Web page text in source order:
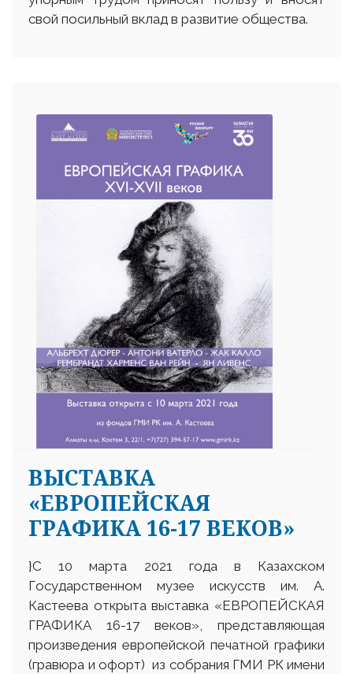
свой посильный вклад в развитие общества.
ВЫСТАВКА
«ЕВРОПЕЙСКАЯ
ГРАФИКА 16-17 ВЕКОВ»
}С 10 марта 2021 года в Казахском
Государственном музее искусств им. А.
Кастеева открыта выставка «ЕВРОПЕЙСКАЯ
ГРАФИКА 16-17 веков», представляющая
произведения европейской печатной графики
(гравюра и офорт) из собрания ГМИ РК имени